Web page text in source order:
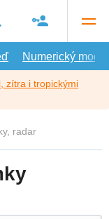
Numerický model
zítra i tropickými
radar